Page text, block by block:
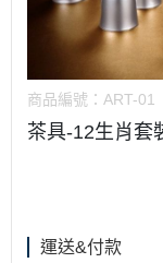
商品編號： ART-01
茶具-12生肖套
運送&付款